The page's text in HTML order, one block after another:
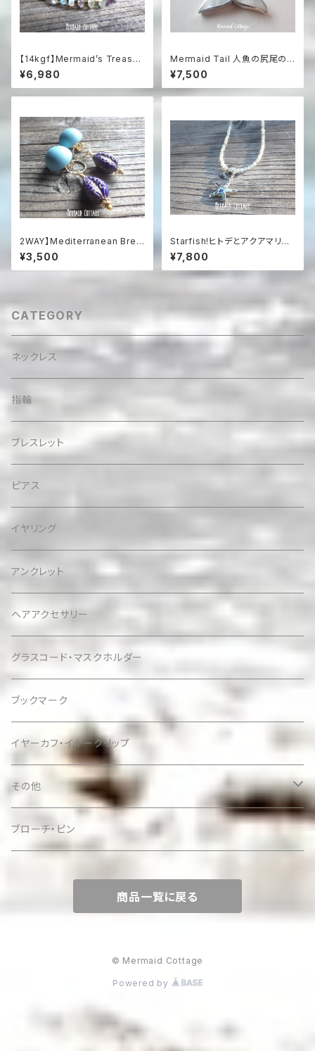
【14kgf】Mermaid’s Treasur
e Multi-Gemstone Bracele
t海の宝物と遊色オパールのマル
チカラー天然石ブレスレット
¥6,980
Mermaid Tail 人魚の尻尾の
革紐ハワイアンネックレス マザ
ーオブパール＆シルバー925
¥7,500
2WAY】Mediterranean Bree
ze 2-Way Clip-On Earrings
地中海ブルーのステートメン
トイヤリング
¥3,500
Starfish!ヒトデとアクアマリン
のネックレス sv925
¥7,800
CATEGORY
ネックレス
指輪
ブレスレット
ピアス
イヤリング
アンクレット
ヘアアクセサリー
グラスコード・マスクホルダー
ブックマーク
イヤーカフ・イヤークリップ
その他
ケース
ブローチ・ピン
商品一覧に戻る
© Mermaid Cottage
Powered by